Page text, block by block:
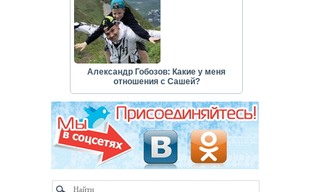
Александр Гобозов: Какие у меня
отношения с Сашей?